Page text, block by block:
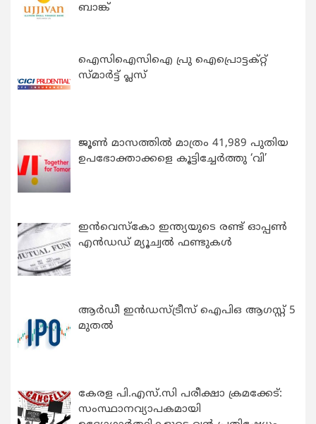
ബാങ്ക്
ഐസിഐസിഐ പ്രു ഐപ്രൊട്ടക്റ്റ്
സ്മാർട്ട് പ്ലസ്
ജൂൺ മാസത്തിൽ മാത്രം 41,989 പുതിയ
ഉപഭോക്താക്കളെ കൂട്ടിച്ചേർത്തു ‘വി’
ഇന്‍വെസ്കോ ഇന്ത്യയുടെ രണ്ട് ഓപ്പണ്‍
എന്‍ഡഡ് മ്യൂച്വല്‍ ഫണ്ടുകള്‍
ആർഡീ ഇൻഡസ്ട്രീസ് ഐപിഒ ആഗസ്റ്റ് 5
മുതൽ
കേരള പി.എസ്.സി പരീക്ഷാ ക്രമക്കേട്:
സംസ്ഥാനവ്യാപകമായി